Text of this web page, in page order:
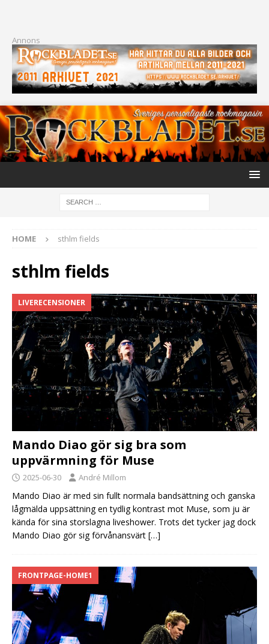
Annons
HOME sthlm fields
sthlm fields
LIVERECENSIONER
Mando Diao gör sig bra som
uppvärmning för Muse
2025-06-30 André Millom
Mando Diao är med sin fullt normala bandsättning och ganska
lågmälda uppsättning en tydlig kontrast mot Muse, som ju är
kända för sina storslagna liveshower. Trots det tycker jag dock
Mando Diao gör sig förvånansvärt […]
FRONTPAGE-HOME1